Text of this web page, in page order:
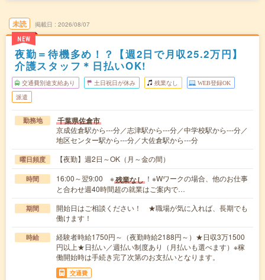
未読
NEW
掲載日 2026/08/07
夜勤＝待機多め！？【週2日で月収25.2万円】
介護スタッフ＊日払いOK!
交通費別途支給あり 土日祝日が休み 残業なし WEB登録OK
派遣
勤務地 千葉県佐倉市
京成佐倉駅から---分／志津駅から---分／中学校駅から---分／
地区センター駅から---分／大佐倉駅から---分
曜日頻度 【夜勤】週2日～OK（月～金の間）
時間 16:00～翌9:00 ※残業なし ！※Wワークの場合、他のお仕事
と合わせ週40時間超の就業はご案内で…
期間
開始日はご相談ください！ ★職場が気に入れば、長期でも
働けます！
時給
経験者時給1750円～（夜勤時給2188円～）★日収3万1500
円以上★日払い／週払い制度あり（月払いも選べます）※稼
働開始時は手続き完了次第のお支払いとなります。
交通費